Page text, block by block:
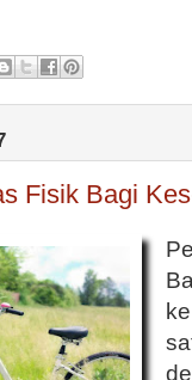
Fisik Bagi